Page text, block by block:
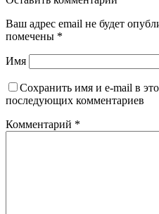
Ваш адрес email не будет
помечены *
Имя
Сохранить имя и e-mail в
последующих комментариев
Комментарий *